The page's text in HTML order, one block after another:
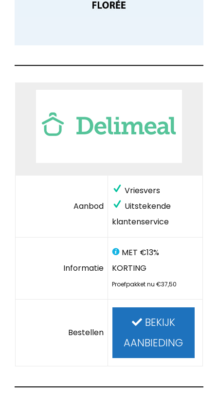
Aanbod
Vriesvers
Uitstekende
klantenservice
Informatie
MET €13%
KORTING
Proefpakket nu €37,50
Bestellen
BEKIJK
AANBIEDING